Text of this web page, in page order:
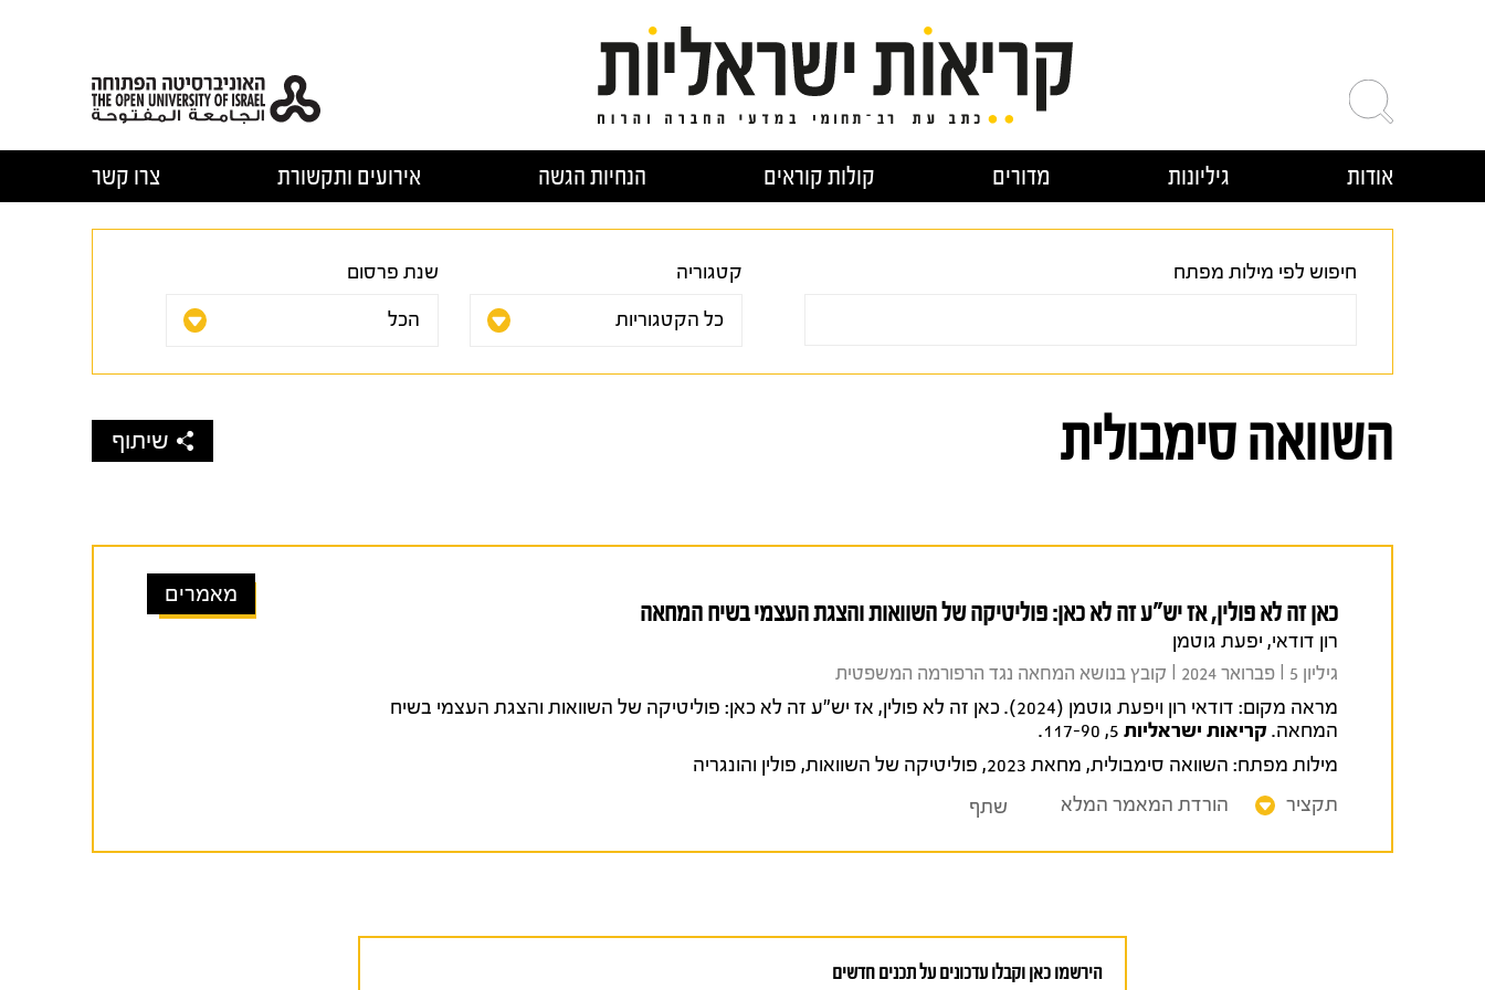
אודות גיליונות מדורים קולות קוראים הנחיות הגשה אירועים ותקשורת צרו קשר
חיפוש לפי מילות מפתח קטגוריה שנת פרסום
השוואה סימבולית שיתוף
מחאת 2023
מאמרים
כאן זה לא פולין, אז יש"ע זה לא כאן: פוליטיקה של השוואות והצגת העצמי בשיח המחאה
רון דודאי, יפעת גוטמן
גיליון 5 I פברואר 2024 I קובץ בנושא המחאה נגד הרפורמה המשפטית
מראה מקום:
דודאי רון ויפעת גוטמן (2024). כאן זה לא פולין, אז יש"ע זה לא כאן: פוליטיקה של השוואות והצגת העצמי בשיח
המחאה.קריאות ישראליות
מילות מפתח: השוואה סימבולית, מחאת 2023 , פוליטיקה של השוואות, פולין והונגריה
תקציר
הורדת המאמר המלא שתף
הירשמו כאן וקבלו עדכונים על תכנים חדשים